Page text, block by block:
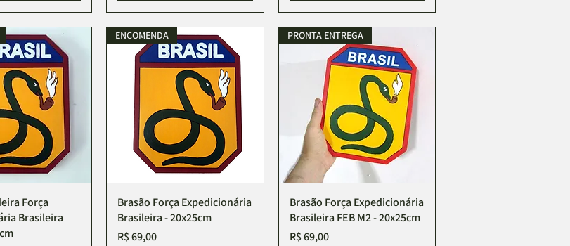
rápida
Força
Brasileira
Visualização rápida
ENCOMENDA
Brasão Força Expedicionária
Brasileira - 20x25cm
Preço
R$ 69,00
Visualização rápida
PRONTA ENTREGA
Brasão Força Expedicionária
Brasileira FEB M2 - 20x25cm
Preço
R$ 69,00